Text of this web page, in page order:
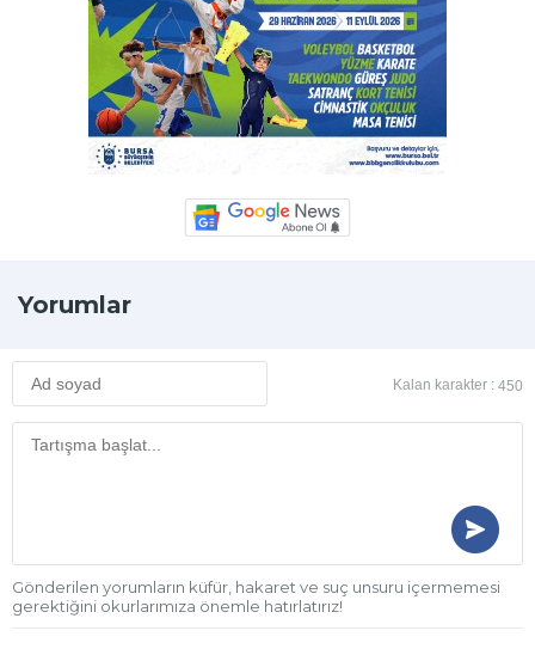
Yorumlar
Kalan karakter : 450
Gönderilen yorumların küfür, hakaret ve suç unsuru içermemesi
gerektiğini okurlarımıza önemle hatırlatırız!